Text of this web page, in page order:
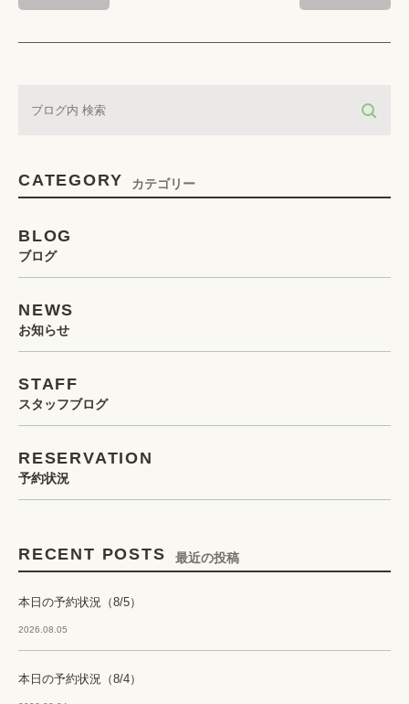
CATEGORY カテゴリー
BLOG
ブログ
NEWS
お知らせ
STAFF
スタッフブログ
RESERVATION
予約状況
RECENT POSTS 最近の投稿
本日の予約状況（8/5）
2026.08.05
本日の予約状況（8/4）